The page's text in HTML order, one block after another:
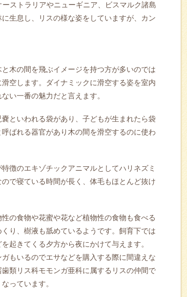
ストラリアやニューギニア、ビスマルク諸島
生息し、リスの様な姿をしていますが、カン
木の間を飛ぶイメージを持つ方が多いのでは
空します。ダイナミックに滑空する姿を室内
い一番の魅力だと言えます。
といわれる袋があり、子どもが生まれたら袋
ばれる器官があり木の間を滑空するのに使わ
徴のエキゾチックアニマルとしてハリネズミ
で寝ている時間が長く、体毛もほとんど抜け
の食物や花蜜や花など植物性の食物も食べる
り、樹液も舐めているようです。飼育下では
起きてくる夕方から夜にかけて与えます。
もいるのでエサなどを購入する際に間違えな
類リス科モモンガ亜科に属するリスの仲間で
っています。